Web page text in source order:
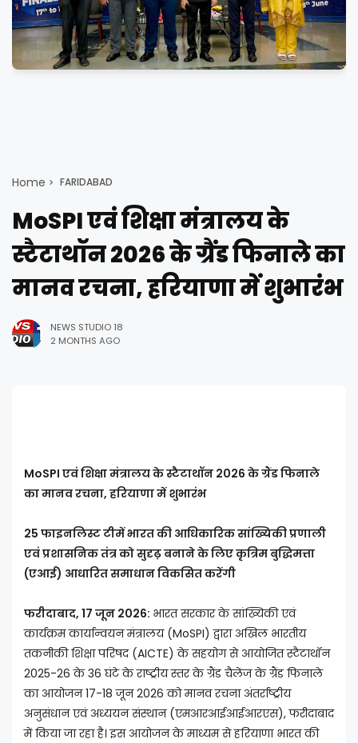
Home FARIDABAD
MoSPI एवं शिक्षा मंत्रालय के
स्टैटाथॉन 2026 के ग्रैंड फिनाले का
मानव रचना, हरियाणा में शुभारंभ
NEWS STUDIO 18
2 MONTHS AGO
MoSPI एवं शिक्षा मंत्रालय के स्टैटाथॉन 2026 के ग्रैंड फिनाले
का मानव रचना, हरियाणा में शुभारंभ
25 फाइनलिस्ट टीमें भारत की आधिकारिक सांख्यिकी प्रणाली
एवं प्रशासनिक तंत्र को सुदृढ़ बनाने के लिए कृत्रिम बुद्धिमत्ता
(एआई) आधारित समाधान विकसित करेंगी
फरीदाबाद, 17 जून 2026: भारत सरकार के सांख्यिकी एवं
कार्यक्रम कार्यान्वयन मंत्रालय (MoSPI) द्वारा अखिल भारतीय
तकनीकी शिक्षा परिषद (AICTE) के सहयोग से आयोजित स्टैटाथॉन
2025-26 के 36 घंटे के राष्ट्रीय स्तर के ग्रैंड चैलेंज के ग्रैंड फिनाले
का आयोजन 17-18 जून 2026 को मानव रचना अंतर्राष्ट्रीय
अनुसंधान एवं अध्ययन संस्थान (एमआरआईआईआरएस), फरीदाबाद
में किया जा रहा है। इस आयोजन के माध्यम से हरियाणा भारत की